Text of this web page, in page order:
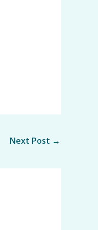
Next Post →